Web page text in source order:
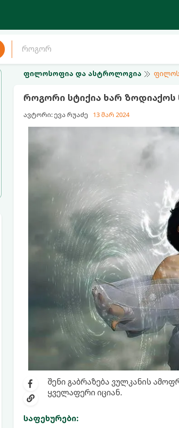
ფილოსოფია და ასტროლოგია
როგორი სტიქია ხარ ზოდიაქოს
ავტორი: ევა რუაძე 13 მარ 2024
შენი გაბრაზება ვულკანის
ყველაფერი იციან.
საფეხურები: